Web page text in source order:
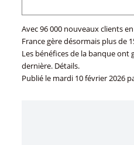
Avec 96 000 nouveaux clients
France gère désormais plus de
Les bénéfices de la banque ont
dernière. Détails.
Publié le mardi 10 février 2026